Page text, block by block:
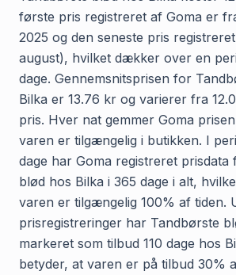
første pris registreret af Goma er
2025 og den seneste pris
august), hvilket dækker over en
dage. Gennemsnitsprisen for
Bilka er 13.76 kr og varierer fra
pris. Hver nat gemmer Goma
varen er tilgængelig i butikken. I
dage har Goma registreret prisdata
blød hos Bilka i 365 dage i alt,
varen er tilgængelig 100% af tiden.
prisregistreringer har Tandbørste
markeret som tilbud 110 dage hos
betyder, at varen er på tilbud 30%